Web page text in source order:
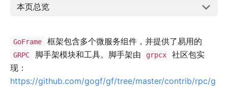
本页总览
GoFrame 框架包含多个微服务组件，并提供了易用的
GRPC 脚手架模块和工具。脚手架由 grpcx
社区包实
现：
https://github.com/gogf/gf/tree/master/contrib/rpc/g